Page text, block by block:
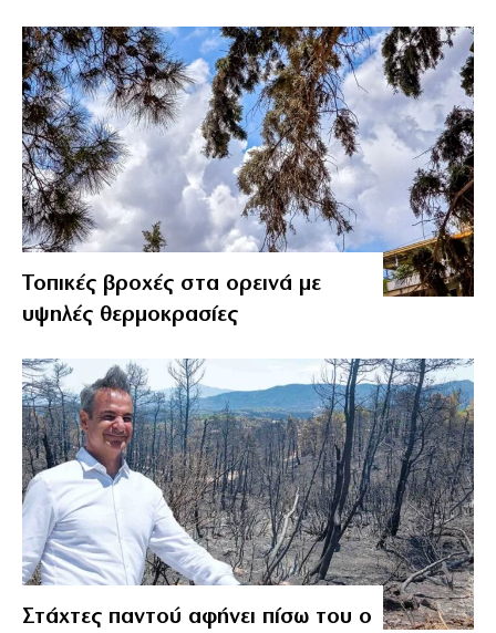
Τοπικές βροχές στα ορεινά με
υψηλές θερμοκρασίες
Στάχτες παντού αφήνει πίσω του ο